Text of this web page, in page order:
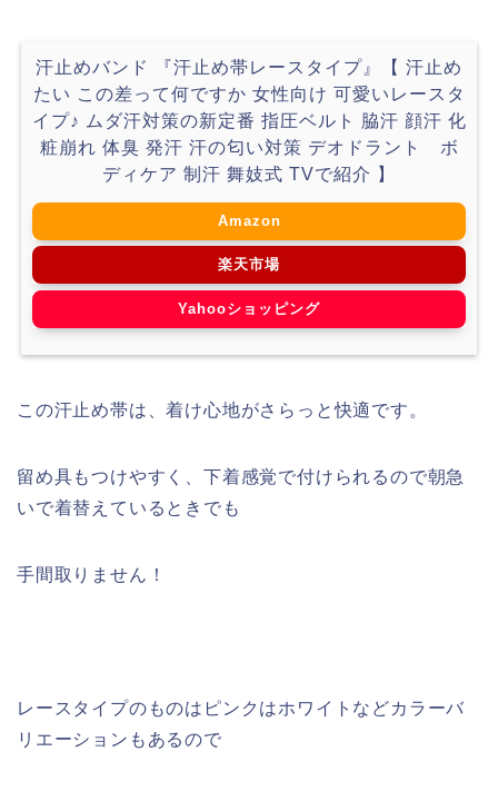
汗止めバンド 『汗止め帯レースタイプ』【 汗止め
たい この差って何ですか 女性向け 可愛いレースタ
イプ♪ ムダ汗対策の新定番 指圧ベルト 脇汗 顔汗 化
粧崩れ 体臭 発汗 汗の匂い対策 デオドラント ボ
ディケア 制汗 舞妓式 TVで紹介 】
Amazon
楽天市場
Yahooショッピング
この汗止め帯は、着け心地がさらっと快適です。
留め具もつけやすく、下着感覚で付けられるので朝急
いで着替えているときでも
手間取りません！
レースタイプのものはピンクはホワイトなどカラーバ
リエーションもあるので